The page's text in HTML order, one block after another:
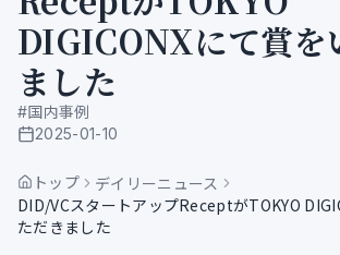
DIGICONXにて賞を
ました
#国内事例
公開日
2025-01-10
トップ
デイリーニュース
DID/VCスタートアップReceptがTOKYO
ただきました